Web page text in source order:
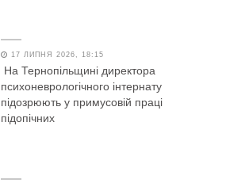
17 ЛИПНЯ 2026, 18:15
На Тернопільщині директора
психоневрологічного інтернату
підозрюють у примусовій праці
підопічних